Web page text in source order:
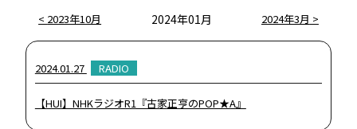
2023年10月 2024年01月 2024年3月
2024.01.27 RADIO
【HUI】NHKラジオR1『古家正亨のPOP★A』